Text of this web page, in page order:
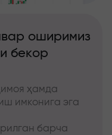
оширимиз
бекор
ҳамда
имконига эга
барча